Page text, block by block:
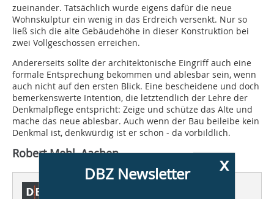
zueinander. Tatsächlich wurde eigens dafür die neue
Wohnskulptur ein wenig in das Erdreich versenkt. Nur so
ließ sich die alte Gebäudehöhe in dieser Konstruktion bei
zwei Vollgeschossen erreichen.
Andererseits sollte der architektonische Eingriff auch eine
formale Entsprechung bekommen und ablesbar sein, wenn
auch nicht auf den ersten Blick. Eine bescheidene und doch
bemerkenswerte Intention, die letztendlich der Lehre der
Denkmalpflege entspricht: Zeige und schütze das Alte und
mache das neue ablesbar. Auch wenn der Bau beileibe kein
Denkmal ist, denkwürdig ist er schon - da vorbildlich.
Robert Mehl, Aachen x
DBZ Newsletter